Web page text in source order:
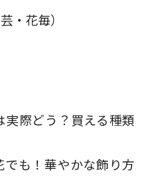
・花毎）
際どう？買える種類
でも！華やかな飾り方